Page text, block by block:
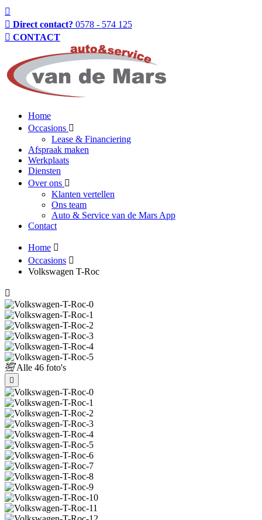
Direct contact? 0578 - 574 125
CONTACT
Home
Occasions
Lease & Financiering
Afspraak maken
Werkplaats
Diensten
Over ons
Klanten vertellen
Ons team
Auto & Service van de Mars App
Contact
Home
Occasions
Volkswagen T-Roc
Alle 46 foto's